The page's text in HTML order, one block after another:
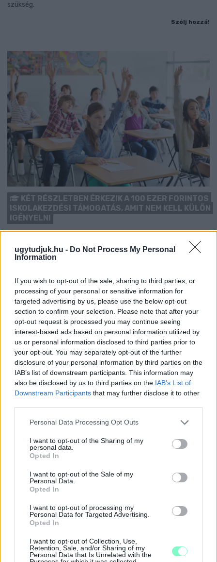
ugytudjuk.hu - Do Not Process My Personal
Information
If you wish to opt-out of the sale, sharing to third parties, or
processing of your personal or sensitive information for
targeted advertising by us, please use the below opt-out
section to confirm your selection. Please note that after your
opt-out request is processed you may continue seeing
interest-based ads based on personal information utilized by
us or personal information disclosed to third parties prior to
your opt-out. You may separately opt-out of the further
disclosure of your personal information by third parties on the
IAB’s list of downstream participants. This information may
also be disclosed by us to third parties on the IAB’s List of
Downstream Participants that may further disclose it to other
Please note that this website/app uses one or more Google
not limited to your visit or usage behaviour. You may click to
grant or deny consent to Google and its third-party tags to
use your data for below specified purposes in below Google
consent section.
Personal Data Processing Opt Outs
I want to opt-out of the Sharing of my
personal data.
Opted In
I want to opt-out of the Sale of my
Personal Data.
Opted In
I want to opt-out of processing my
Personal Data for Targeted Advertising.
Opted In
I want to opt-out of Collection, Use,
Retention, Sale, and/or Sharing of my
Personal Data that Is Unrelated with the
szükség.
Szólj hozzá!
KÉT RÉSZLETBEN ÉRKEZIK A 100 EZER FORINTOS
ISKOLAKEZDÉSI TÁMOGATÁS, AMIT NEM KELL KÜLÖN
IGÉNYELNI
Magyar Államkincstár, a második részlet novemberben, utalvány
formájában érkezik.
PIKNIK ITALOK: ÍZEK ÉS ÉLMÉNYEK A SZABADBAN
támad kedve kirándulni a természetbe.